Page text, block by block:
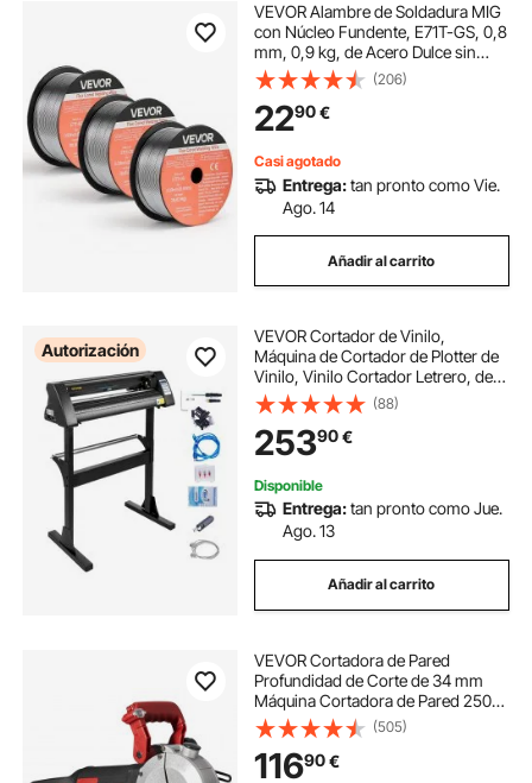
VEVOR Alambre de Soldadura MIG
con Núcleo Fundente, E71T-GS, 0,8
mm, 0,9 kg, de Acero Dulce sin
Gas, con Bajas Salpicaduras para
Soldadura por Arco en Cualquier
Posición, para Exteriores, 3 Rollos
(206)
2290€
Casi agotado
Entrega:tan pronto como Vie.
Ago. 14
Añadir al carrito
Autorización
VEVOR Cortador de Vinilo,
Máquina de Cortador de Plotter de
Vinilo, Vinilo Cortador Letrero, de
720mm, para Cortar, Negro
(88)
25390€
Disponible
Entrega:tan pronto como Jue.
Ago. 13
Añadir al carrito
VEVOR Cortadora de Pared
Profundidad de Corte de 34 mm
Máquina Cortadora de Pared 2500
W Ancho de Corte de 38 mm
Ranuradora de Pared con 5 Hojas
de Sierra Diámetro de 160 mm con
(505)
11690€